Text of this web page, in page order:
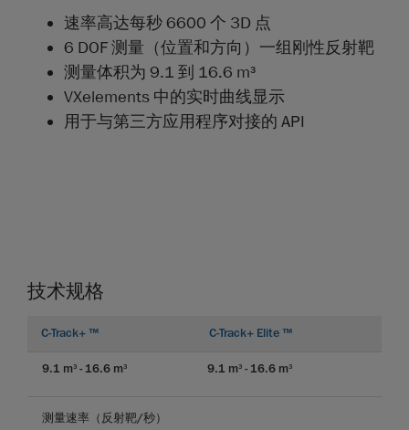
速率高达每秒 6600 个 3D 点
6 DOF 测量（位置和方向）一组刚性反射靶
测量体积为 9.1 到 16.6 m3
VXelements 中的实时曲线显示
用于与第三方应用程序对接的 API
技术规格
C-Track+ ™ C-Track+ Elite ™
9.1 m3 - 16.6 m3 9.1 m3 - 16.6 m3
测量速率（反射靶/秒）